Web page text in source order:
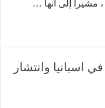
مشيرا إلى أنها …
اسبانيا وانتشار